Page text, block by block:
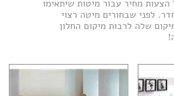
(1)
מחיר עבור מיטות שיתאימו
לפני שבחורים מיטה רצוי
שלה לרבות מיקום החלון